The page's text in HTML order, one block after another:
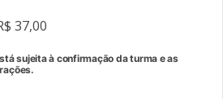
37,00
sujeita à confirmação da turma e as